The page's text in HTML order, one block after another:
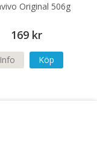
Original 506g
169 kr
Info Köp